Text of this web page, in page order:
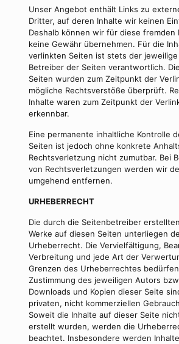
Unser Angebot enthält Links zu
Dritter, auf deren Inhalte wir keinen
Deshalb können wir für diese fremden
keine Gewähr übernehmen. Für die
verlinkten Seiten ist stets der
Betreiber der Seiten verantwortlich.
Seiten wurden zum Zeitpunkt der
mögliche Rechtsverstöße überprüft.
Inhalte waren zum Zeitpunkt der
erkennbar.
Eine permanente inhaltliche Kontrolle
Seiten ist jedoch ohne konkrete
Rechtsverletzung nicht zumutbar. Bei
von Rechtsverletzungen werden wir
umgehend entfernen.
URHEBERRECHT
Die durch die Seitenbetreiber
Werke auf diesen Seiten unterliegen
Urheberrecht. Die Vervielfältigung,
Verbreitung und jede Art der
Grenzen des Urheberrechtes
Zustimmung des jeweiligen Autors
Downloads und Kopien dieser Seite
privaten, nicht kommerziellen
Soweit die Inhalte auf dieser Seite
erstellt wurden, werden die
beachtet. Insbesondere werden